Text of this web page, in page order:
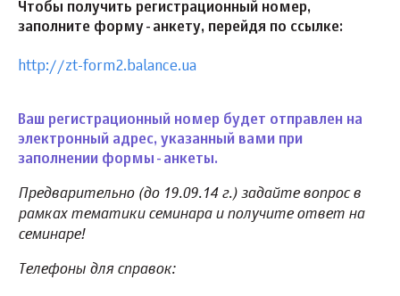
Чтобы получить регистрационный номер,
заполните форму-анкету, перейдя по ссылке:
http://zt-form2.balance.ua
Ваш регистрационный номер будет отправлен на
электронный адрес, указанный вами при
заполнении формы-анкеты.
Предварительно (до 19.09.14 г.) задайте вопрос в
рамках тематики семинара и получите ответ на
семинаре!
Телефоны для справок: